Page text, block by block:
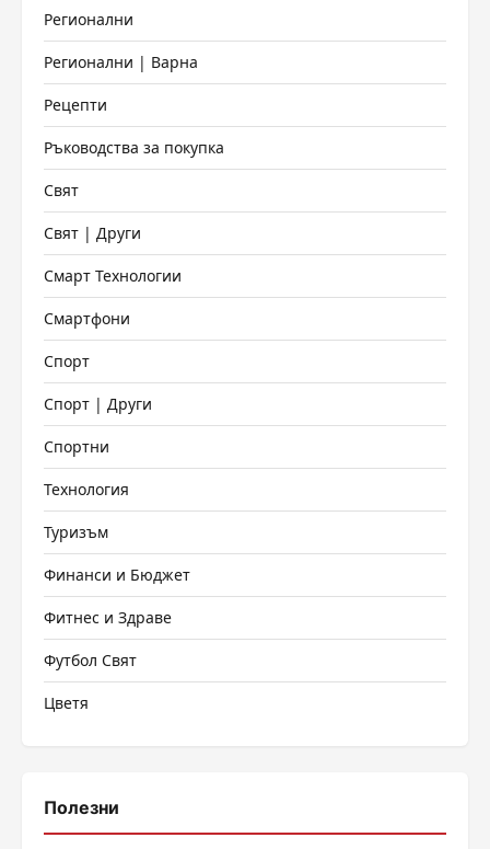
Регионални
Регионални | Варна
Рецепти
Ръководства за покупка
Свят
Свят | Други
Смарт Технологии
Смартфони
Спорт
Спорт | Други
Спортни
Технология
Туризъм
Финанси и Бюджет
Фитнес и Здраве
Футбол Свят
Цветя
Полезни